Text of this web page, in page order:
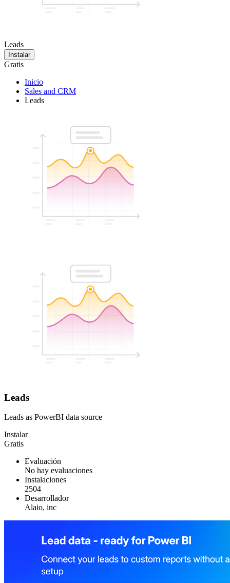
Leads
Instalar
Gratis
Inicio
Sales and CRM
Leads
Leads
Leads as PowerBI data source
Instalar
Gratis
Evaluación
No hay evaluaciones
Instalaciones
2504
Desarrollador
Alaio, inc